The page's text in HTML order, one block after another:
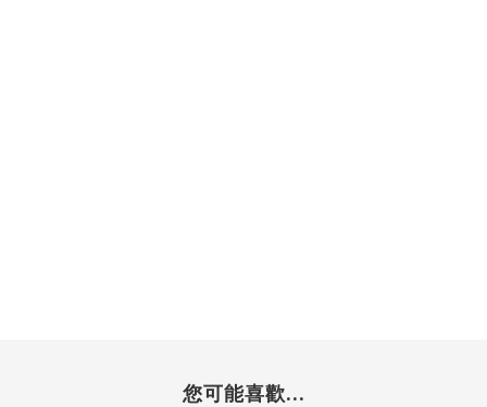
您可能喜歡...